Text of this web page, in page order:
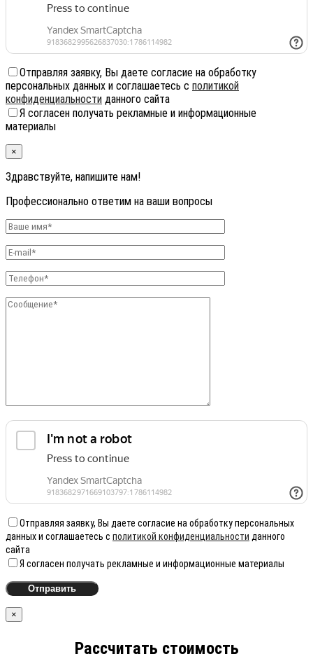
Отправляя заявку, Вы даете согласие на обработку
персональных данных и соглашаетесь с политикой
конфиденциальности данного сайта
Я согласен получать рекламные и информационные
материалы
×
Здравствуйте, напишите нам!
Профессионально ответим на ваши вопросы
Отправляя заявку, Вы даете согласие на обработку персональных
данных и соглашаетесь с политикой конфиденциальности данного
сайта
Я согласен получать рекламные и информационные материалы
×
Рассчитать стоимость